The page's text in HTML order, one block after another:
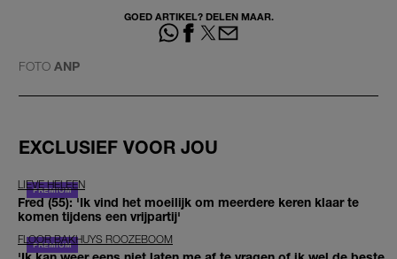
GOED ARTIKEL? DELEN MAAR.
FOTO ANP
EXCLUSIEF VOOR JOU
LIEVE HELEEN
Fred (55): 'Ik vind het moeilijk om meerdere keren klaar te
komen tijdens een vrijpartij'
FLOOR BAKHUYS ROOZEBOOM